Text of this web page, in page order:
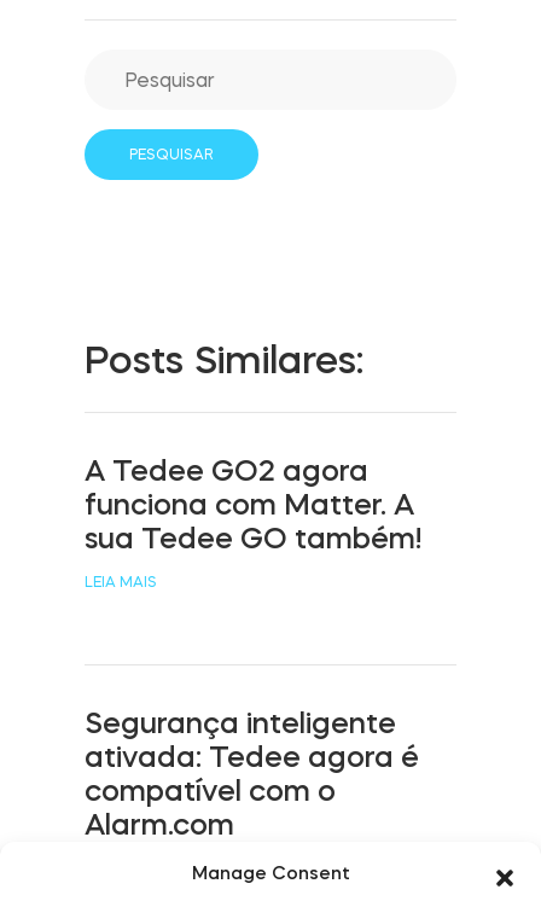
Manage Consent
Acesso à casa
Tedee Keypad PRO
Tedee Biometric Module
Teclado
Posts Similares:
A Tedee GO2 agora
funciona com Matter. A
sua Tedee GO também!
LEIA MAIS
Segurança inteligente
ativada: Tedee agora é
compatível com o
Alarm.com